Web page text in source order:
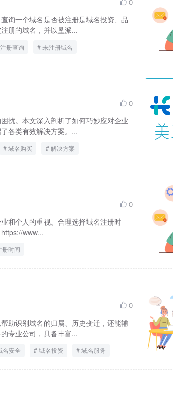

询一个域名是否被注册是域名投资、品
册的域名，并以垦派...
册查询 未注册域名
 0
扰。本文深入剖析了如何巧妙应对企业
各类有效解决方案。...
域名购买 解决方案
 0
和个人的重视。合理选择域名注册时
www...
册时间
 0
助识别域名的归属、历史变迁，还能辅
专业公司，具备丰富...
名安全 域名投资
域名服务